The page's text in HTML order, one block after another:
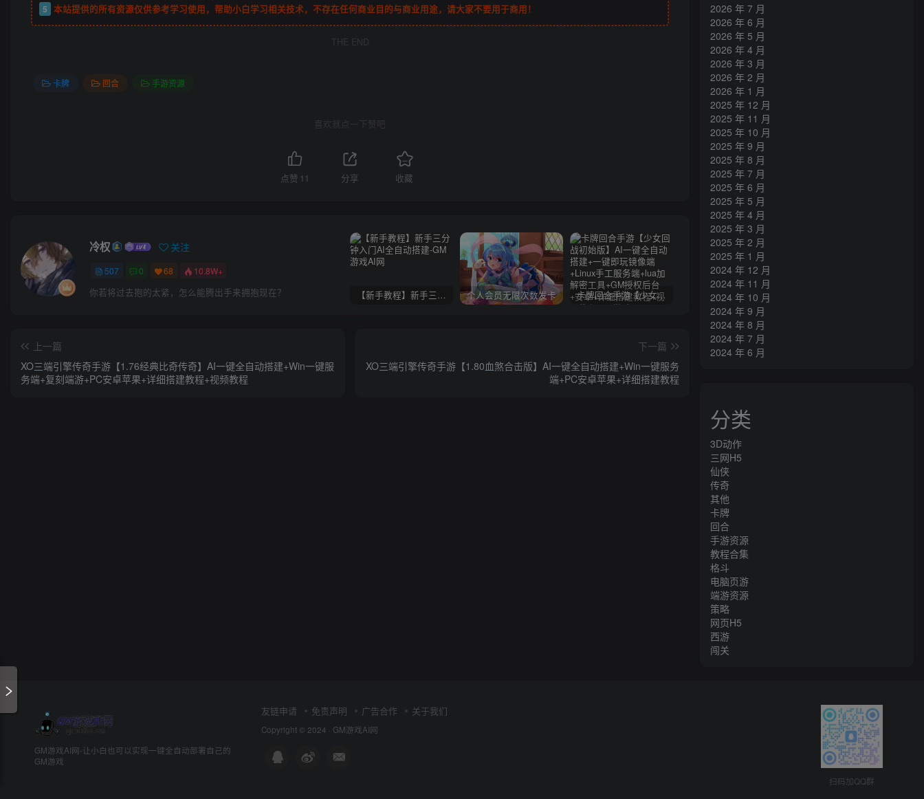
5 本站提供的所有资源仅供参考学习使用，帮助小白学习相关技术，不存在任何商业目的与商业用途，请大家不要用于商用！
THE END
卡牌 回合 手游资源
喜欢就点一下赞吧
点赞 11 分享 收藏
冷权 关注
507 0 68 10.8W+
你若将过去抱的太紧，怎么能腾出手来拥抱现在？ 【新手教程】新手三分钟入门AI全自动搭建 个人会员无限次数发卡 卡牌回合手游【少女回战初始版】AI一键全自动搭建+一键即玩镜像端+Linux手工服务端+lua加解密工具+GM授权后台+安卓+详细搭建教程+视频教程 三网H5游戏【奇迹H5之斗罗超变多区跨服平台币内购版】最新整理单机一键即玩镜像端+Linux手工服务端+简易安卓APP+新版GM平台币授权后台+详细搭建教程
上一篇
XO三端引擎传奇手游【1.76经典比奇传奇】AI一键全自动搭建+Win一键服
务端+复刻端游+PC安卓苹果+详细搭建教程+视频教程
下一篇
XO三端引擎传奇手游【1.80血煞合击版】AI一键全自动搭建+Win一键服务
端+PC安卓苹果+详细搭建教程
2026 年 7 月
2026 年 6 月
2026 年 5 月
2026 年 4 月
2026 年 3 月
2026 年 2 月
2026 年 1 月
2025 年 12 月
2025 年 11 月
2025 年 10 月
2025 年 9 月
2025 年 8 月
2025 年 7 月
2025 年 6 月
2025 年 5 月
2025 年 4 月
2025 年 3 月
2025 年 2 月
2025 年 1 月
2024 年 12 月
2024 年 11 月
2024 年 10 月
2024 年 9 月
2024 年 8 月
2024 年 7 月
2024 年 6 月
分类
3D动作
三网H5
仙侠
传奇
其他
卡牌
回合
手游资源
教程合集
格斗
电脑页游
端游资源
策略
网页H5
西游
闯关
GM游戏AI网-让小白也可以实现一键全自动部署自己的
GM游戏
友链申请 免责声明 广告合作 关于我们
Copyright © 2024 · GM游戏AI网
扫码加QQ群